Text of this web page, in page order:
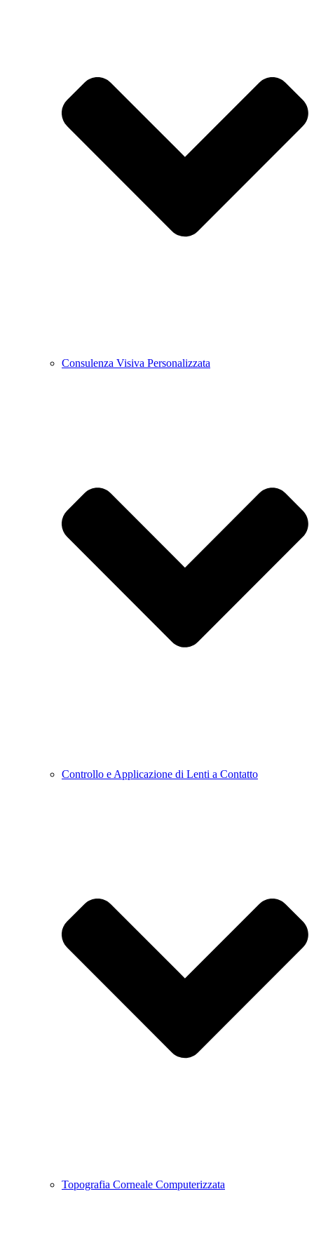
Consulenza Visiva Personalizzata
Controllo e Applicazione di Lenti a Contatto
Topografia Corneale Computerizzata